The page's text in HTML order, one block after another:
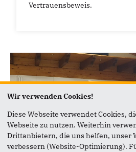
Vertrauensbeweis.
Wir verwenden Cookies!
Diese Webseite verwendet Cookies,
Webseite zu nutzen. Weiterhin
Drittanbietern, die uns helfen, unser
verbessern (Website-Optimierung).